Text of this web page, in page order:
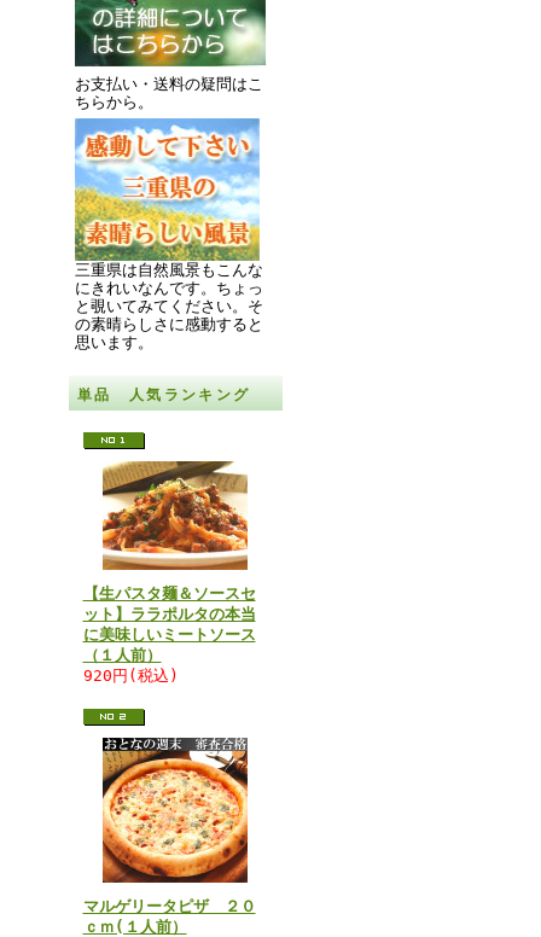
お支払い・送料の疑問はこ
ちらから。
三重県は自然風景もこんな
にきれいなんです。 ちょっ
と覗いてみてください。 そ
の素晴らしさに感動すると
思います。
単品 人気ランキング
【生パスタ麺＆ソースセ
ット】ララポルタの本当
に美味しいミートソース
（１人前）
920円(税込)
マルゲリータピザ ２０
ｃｍ(１人前）